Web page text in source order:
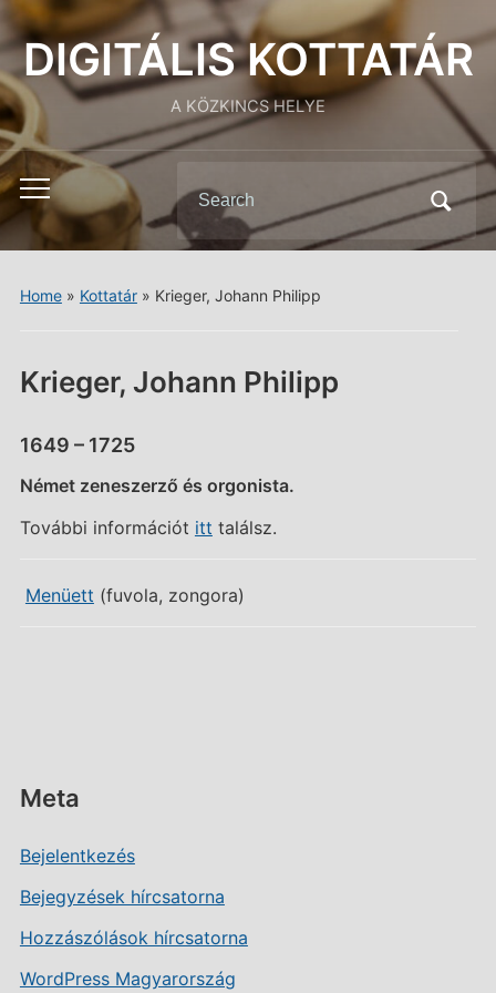
DIGITÁLIS KOTTATÁR
A KÖZKINCS HELYE
Toggle
mobile
menu
for:
Home» Kottatár» Krieger, Johann Philipp
Krieger, Johann Philipp
1649 – 1725
Német zeneszerző és orgonista.
További információt itt találsz.
Menüett (fuvola, zongora)
Meta
Bejelentkezés
Bejegyzések hírcsatorna
Hozzászólások hírcsatorna
WordPress Magyarország